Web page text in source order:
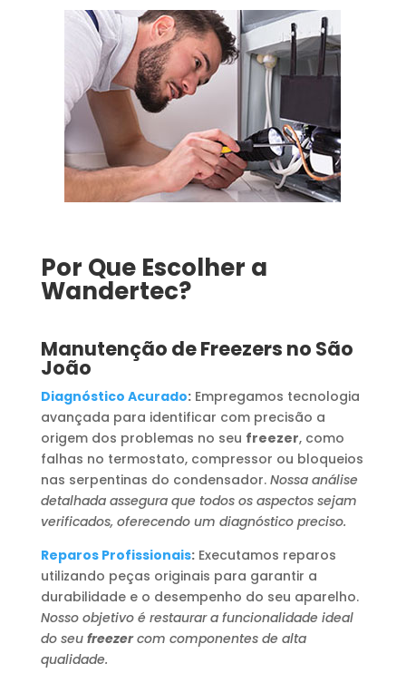
Por Que Escolher a
Wandertec?
Manutenção de Freezers no São
João
Diagnóstico Acurado:Empregamos tecnologia
avançada para identificar com precisão a
origem dos problemas no seu freezer, como
falhas no termostato, compressor ou bloqueios
nas serpentinas do condensador. Nossa análise
detalhada assegura que todos os aspectos sejam
verificados, oferecendo um diagnóstico preciso.
Reparos Profissionais:Executamos reparos
utilizando peças originais para garantir a
durabilidade e o desempenho do seu aparelho.
Nosso objetivo é restaurar a funcionalidade ideal
do seu freezercom componentes de alta
qualidade.